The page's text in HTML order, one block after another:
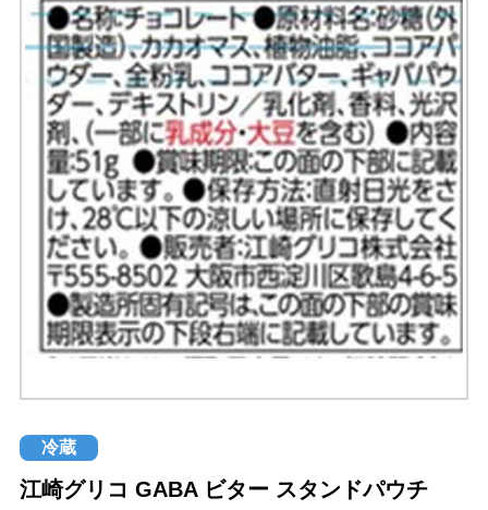
冷蔵
江崎グリコ GABA ビター スタンドパウチ